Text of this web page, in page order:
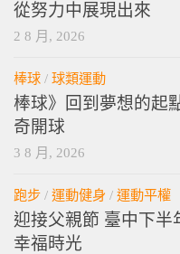
從努力中展現出來
2 8 月, 2026
棒球 / 球類運動
棒球》回到夢想的起
奇開球
3 8 月, 2026
跑步 / 運動健身 / 運動平權
迎接父親節 臺中下半
幸福時光